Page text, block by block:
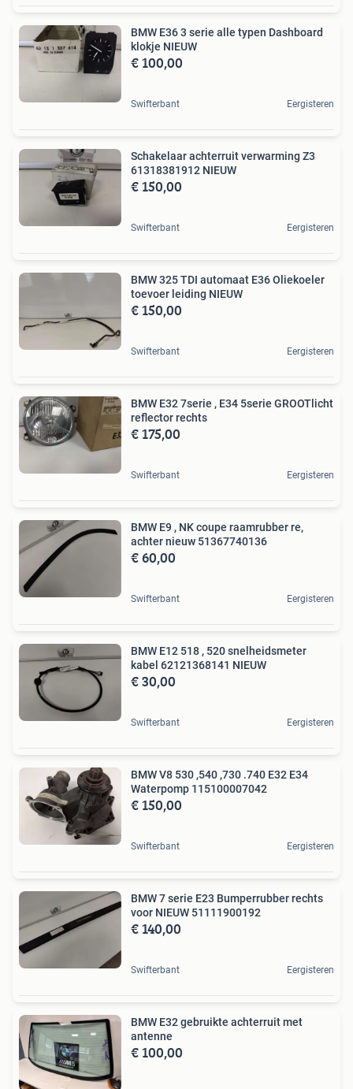
BMW E36 3 serie alle typen Dashboard
klokje NIEUW
€ 100,00
Swifterbant Eergisteren
Schakelaar achterruit verwarming Z3
61318381912 NIEUW
€ 150,00
Swifterbant Eergisteren
BMW 325 TDI automaat E36 Oliekoeler
toevoer leiding NIEUW
€ 150,00
Swifterbant Eergisteren
BMW E32 7serie , E34 5serie GROOTlicht
reflector rechts
€ 175,00
Swifterbant Eergisteren
BMW E9 , NK coupe raamrubber re,
achter nieuw 51367740136
€ 60,00
Swifterbant Eergisteren
BMW E12 518 , 520 snelheidsmeter
kabel 62121368141 NIEUW
€ 30,00
Swifterbant Eergisteren
BMW V8 530 ,540 ,730 .740 E32 E34
Waterpomp 115100007042
€ 150,00
Swifterbant Eergisteren
BMW 7 serie E23 Bumperrubber rechts
voor NIEUW 51111900192
€ 140,00
Swifterbant Eergisteren
BMW E32 gebruikte achterruit met
antenne
€ 100,00